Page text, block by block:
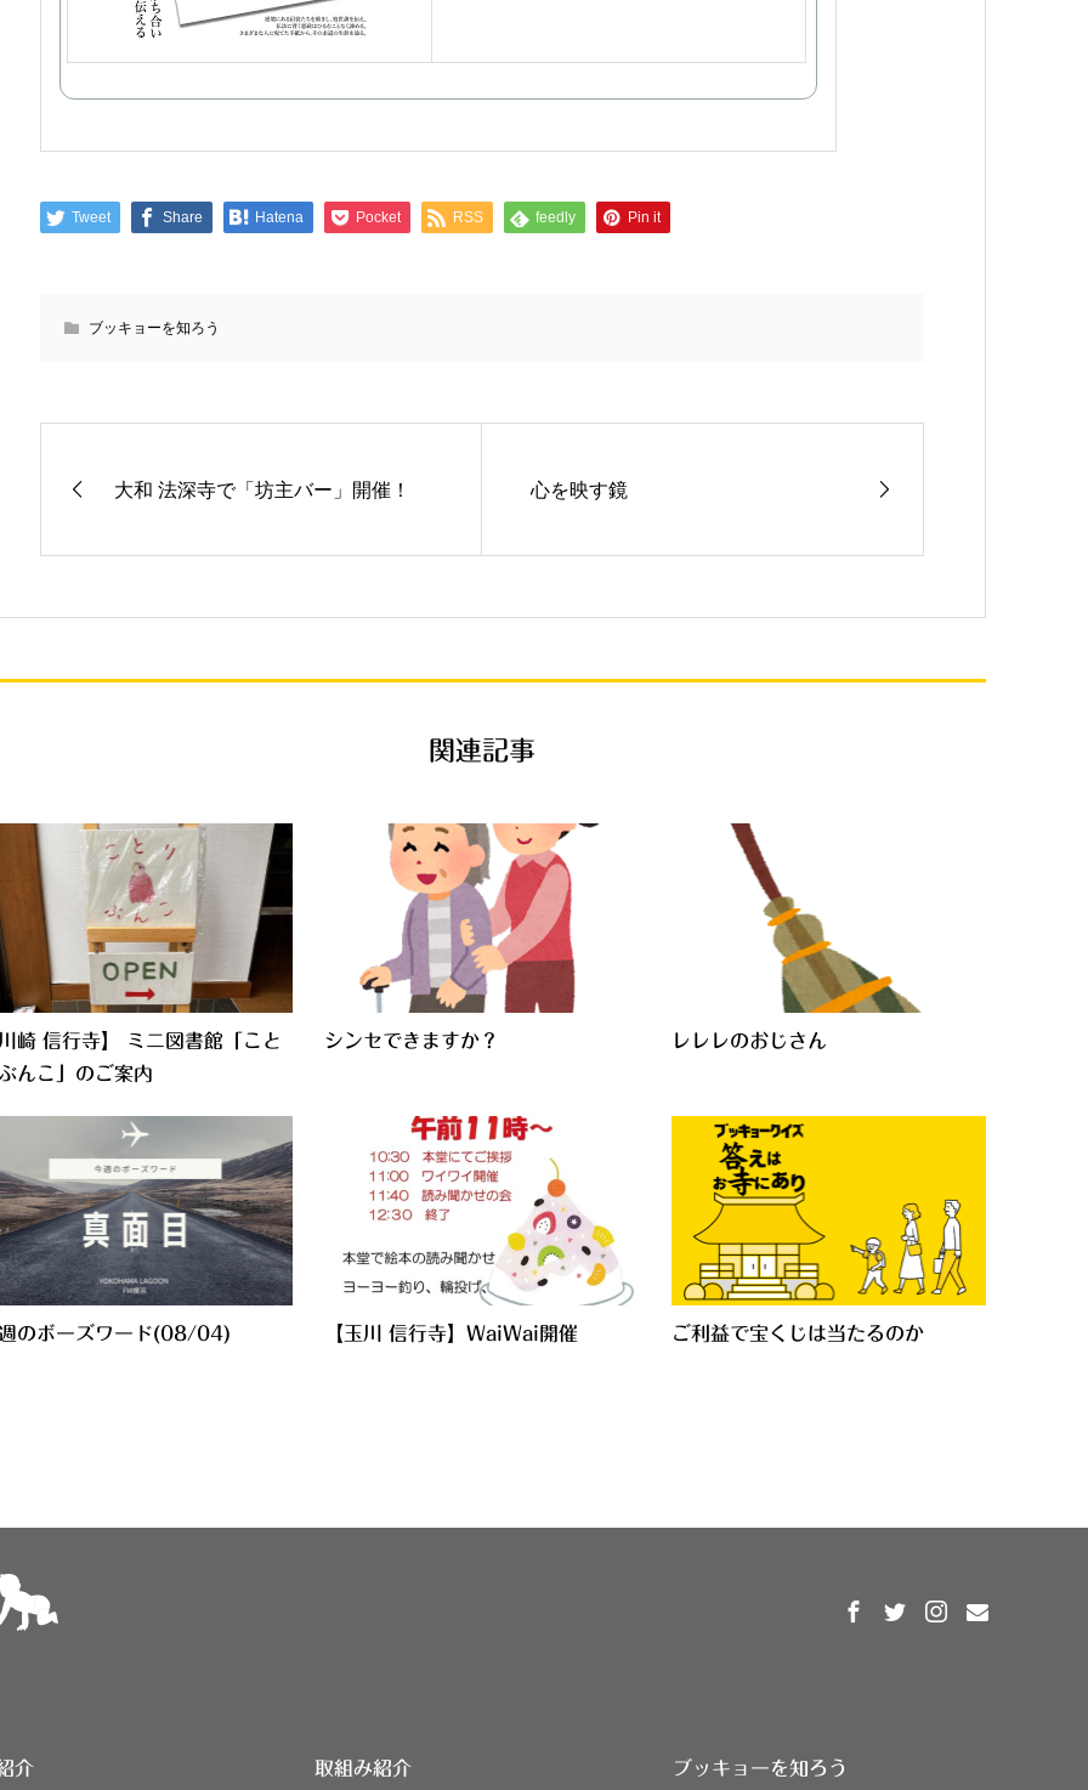
Tweet Share Hatena Pocket RSS feedly Pin it
ブッキョーを知ろう
大和 法深寺で「坊主バー」開催！ 心を映す鏡
関連記事
崎 信行寺】 ミニ図書館「こと
んこ」のご案内
シンセできますか？ レレレのおじさん
のボーズワード(08/04) 【玉川 信行寺】WaiWai開催 ご利益で宝くじは当たるのか
介 取組み紹介 ブッキョーを知ろう